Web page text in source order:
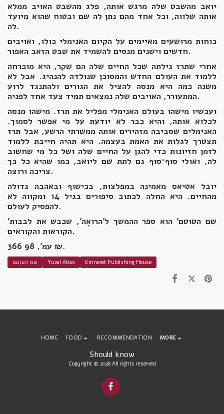
יואב מהשבט שלה מרגש אותה, פלג מהשבט האויב ממלא
אותה שלווה, וכל אחד מהם נתן לה שם ובטוח שהוא מיועד
לה.
כוחות מרושעים מאיימים על הקיום האנימלי כולו, ואויבים
חדשים וישנים מנסים להשמיד את שבט הזאב האפור.
אחרי שתרז גילתה שכל החיים שלה הם שקר, היא מוכרחה
ללמוד את העולם החדש והמסוכן שנולדה להנהיג. אבל לא
משנה כמה היא מנסה להציל את הגורים ולהתנגד לרוע
המתעורר, האויבים שלה נמצאים תמיד צעד אחד לפניה.
ועכשיו מישהו בעולם האנימלי מפליל את תרז. מישהו מנסה
לכלוא אותה, והיא כבר לא יודעת על מי אפשר לסמוך.
האנימלים שסביבה מזהירים אותה ממשרתי הרשע, אבל תרז
תצטרך לגלות את האמת בעצמה. היא תהיה חייבת ללמוד
לזמן חזיונות כדי להגן על החיים שלה ושל כל מי שחשוב
לה, ואולי סוף־סוף גם לתת שם ליואב, כמו שהיא כל כך
צריכה ורוצה.
יובל אטיאס מאמינה במפלצות, בכישוף ובאהבה גדולה
מהחיים. היא החלה לכתוב סיפורים בגיל 14 ומקווה לא
להפסיק לעולם.
'שם הטוטם' הוא ספר ההמשך ל'הרואָה', שכבש את לבבות
הקוראות והקוראים.
366 עמ', 98 ₪.
שם הטוטם Yuval Atias Kinneret Publishing House
Should know
Copyright © 2026 All rights reserved
HOME FOOD RECOMMENDATION MORE